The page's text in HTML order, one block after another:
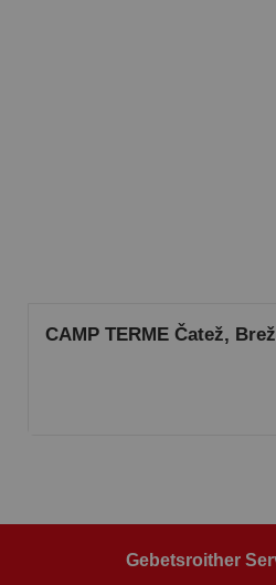
CAMP TERME Čatež,
Gebetsroither